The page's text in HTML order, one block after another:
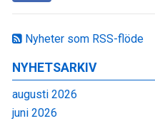
Nyheter som RSS-flöde
NYHETSARKIV
augusti 2026
juni 2026